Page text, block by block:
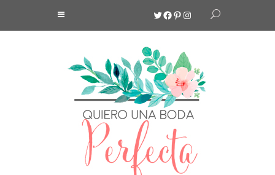
Twitter
Facebook
Pinterest
Instagram